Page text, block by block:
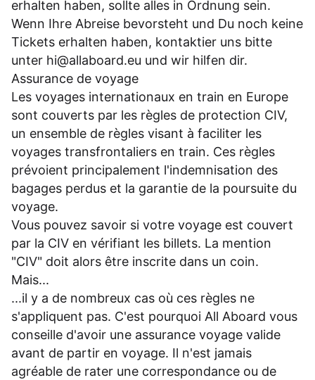
erhalten haben, sollte alles in Ordnung sein.
Wenn Ihre Abreise bevorsteht und Du noch keine
Tickets erhalten haben, kontaktier uns bitte
unter hi@allaboard.eu und wir hilfen dir.
Assurance de voyage
Les voyages internationaux en train en Europe
sont couverts par les règles de protection CIV,
un ensemble de règles visant à faciliter les
voyages transfrontaliers en train. Ces règles
prévoient principalement l'indemnisation des
bagages perdus et la garantie de la poursuite du
voyage.
Vous pouvez savoir si votre voyage est couvert
par la CIV en vérifiant les billets. La mention
"CIV" doit alors être inscrite dans un coin.
Mais...
...il y a de nombreux cas où ces règles ne
s'appliquent pas. C'est pourquoi All Aboard vous
conseille d'avoir une assurance voyage valide
avant de partir en voyage. Il n'est jamais
agréable de rater une correspondance ou de